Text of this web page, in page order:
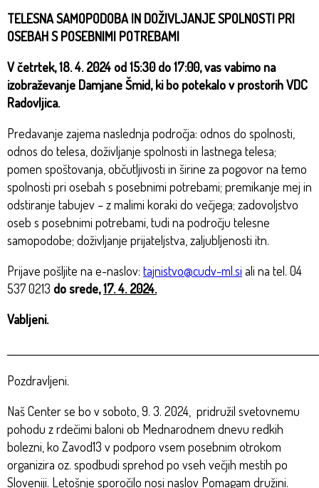
TELESNA SAMOPODOBA IN DOŽIVLJANJE SPOLNOSTI PRI
OSEBAH S POSEBNIMI POTREBAMI
V četrtek, 18. 4. 2024 od 15:30 do 17:00, vas vabimo na
izobraževanje Damjane Šmid, ki bo potekalo v prostorih VDC
Radovljica.
Predavanje zajema naslednja področja: odnos do spolnosti,
odnos do telesa, doživljanje spolnosti in lastnega telesa;
pomen spoštovanja, občutljivosti in širine za pogovor na temo
spolnosti pri osebah s posebnimi potrebami; premikanje mej in
odstiranje tabujev – z malimi koraki do večjega; zadovoljstvo
oseb s posebnimi potrebami, tudi na področju telesne
samopodobe; doživljanje prijateljstva, zaljubljenosti itn.
Prijave pošljite na e-naslov: tajnistvo@cudv-ml.si ali na tel. 04
537 0213 do srede,17. 4. 2024.
Vabljeni.
Pozdravljeni.
Naš Center se bo v soboto, 9. 3. 2024, pridružil svetovnemu
pohodu z rdečimi baloni ob Mednarodnem dnevu redkih
bolezni, ko Zavod13 v podporo vsem posebnim otrokom
organizira oz. spodbudi sprehod po vseh večjih mestih po
Sloveniji. Letošnje sporočilo nosi naslov Pomagam družini.